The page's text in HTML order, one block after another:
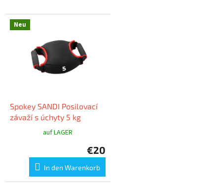
Neu
Spokey SANDI Posilovací
závaží s úchyty 5 kg
auf LAGER
€20
In den Warenkorb